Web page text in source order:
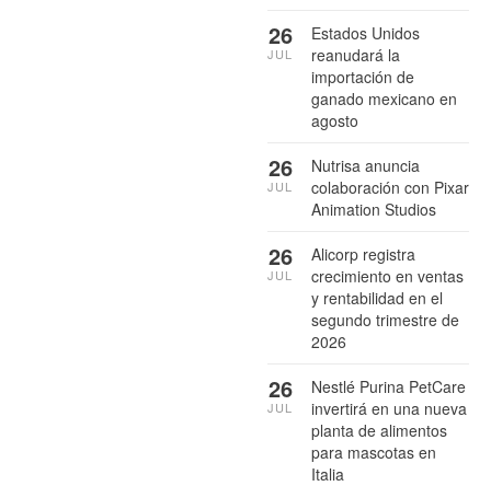
Estados Unidos
reanudará la
importación de
ganado mexicano en
agosto
26
JUL
Nutrisa anuncia
colaboración con Pixar
Animation Studios
26
JUL
Alicorp registra
crecimiento en ventas
y rentabilidad en el
segundo trimestre de
2026
26
JUL
Nestlé Purina PetCare
invertirá en una nueva
planta de alimentos
para mascotas en
Italia
26
JUL